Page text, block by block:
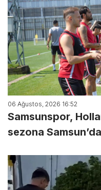
06 Ağustos, 2026 16:52
Samsunspor,
sezona